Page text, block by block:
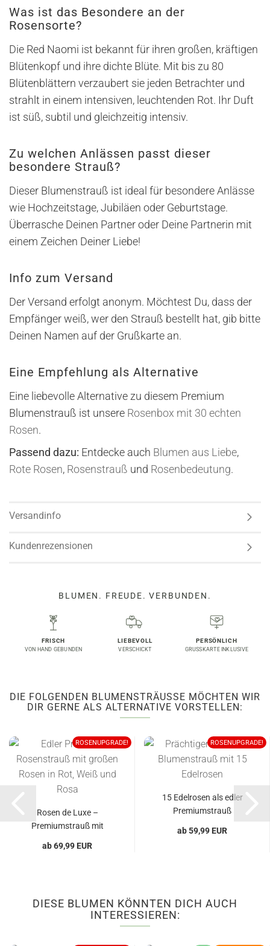
Was ist das Besondere an der
Rosensorte?
Die Red Naomi ist bekannt für ihren großen, kräftigen
Blütenkopf und ihre dichte Blüte. Mit bis zu 80
Blütenblättern verzaubert sie jeden Betrachter und
strahlt in einem intensiven, leuchtenden Rot. Ihr Duft
ist süß, subtil und gleichzeitig intensiv.
Zu welchen Anlässen passt dieser
besondere Strauß?
Dieser Blumenstrauß ist ideal für besondere Anlässe
wie Hochzeitstage, Jubiläen oder Geburtstage.
Überrasche Deinen Partner oder Deine Partnerin mit
einem Zeichen Deiner Liebe!
Info zum Versand
Der Versand erfolgt anonym. Möchtest Du, dass der
Empfänger weiß, wer den Strauß bestellt hat, gib bitte
Deinen Namen auf der Grußkarte an.
Eine Empfehlung als Alternative
Eine liebevolle Alternative zu diesem Premium
Blumenstrauß ist unsere Rosenbox mit 30 echten
Rosen.
Passend dazu: Entdecke auch Blumen aus Liebe,
Rote Rosen, Rosenstrauß und Rosenbedeutung.
Versandinfo
Kundenrezensionen
BLUMEN. FREUDE. VERBUNDEN.
FRISCH
VON HAND GEBUNDEN
LIEBEVOLL
VERSCHICKT
PERSÖNLICH
GRUSSKARTE INKLUSIVE
DIE FOLGENDEN BLUMENSTRÄUSSE MÖCHTEN WIR D
IR GERNE ALS ALTERNATIVE VORSTELLEN:
ROSENUPGRADE!
Rosen de Luxe –
Premiumstrauß mit
ab 69,99 EUR
ROSENUPGRADE!
15 Edelrosen als edler
Premiumstrauß
ab 59,99 EUR
DIESE BLUMEN KÖNNTEN DICH AUCH
INTERESSIEREN: